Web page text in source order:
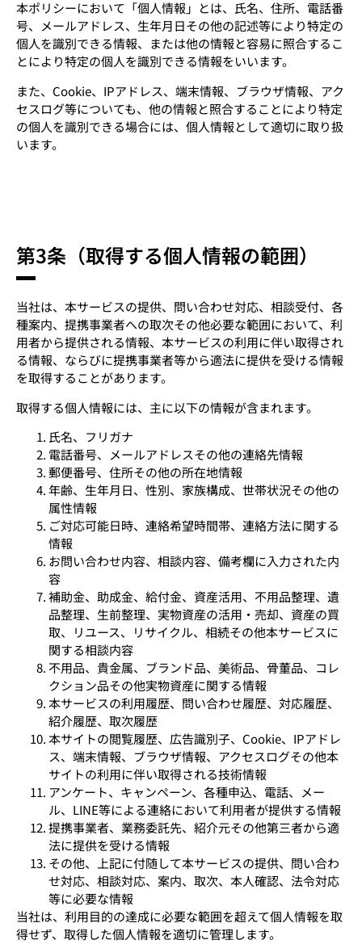
本ポリシーにおいて「個人情報」とは、氏名、住所、電話番
号、メールアドレス、生年月日その他の記述等により特定の
個人を識別できる情報、または他の情報と容易に照合するこ
とにより特定の個人を識別できる情報をいいます。
また、Cookie、IPアドレス、端末情報、ブラウザ情報、アク
セスログ等についても、他の情報と照合することにより特定
の個人を識別できる場合には、個人情報として適切に取り扱
います。
第3条（取得する個人情報の範囲）
当社は、本サービスの提供、問い合わせ対応、相談受付、各
種案内、提携事業者への取次その他必要な範囲において、利
用者から提供される情報、本サービスの利用に伴い取得され
る情報、ならびに提携事業者等から適法に提供を受ける情報
を取得することがあります。
取得する個人情報には、主に以下の情報が含まれます。
氏名、フリガナ
電話番号、メールアドレスその他の連絡先情報
郵便番号、住所その他の所在地情報
年齢、生年月日、性別、家族構成、世帯状況その他の
属性情報
ご対応可能日時、連絡希望時間帯、連絡方法に関する
情報
お問い合わせ内容、相談内容、備考欄に入力された内
容
補助金、助成金、給付金、資産活用、不用品整理、遺
品整理、生前整理、実物資産の活用・売却、資産の買
取、リユース、リサイクル、相続その他本サービスに
関する相談内容
不用品、貴金属、ブランド品、美術品、骨董品、コレ
クション品その他実物資産に関する情報
本サービスの利用履歴、問い合わせ履歴、対応履歴、
紹介履歴、取次履歴
本サイトの閲覧履歴、広告識別子、Cookie、IPアドレ
ス、端末情報、ブラウザ情報、アクセスログその他本
サイトの利用に伴い取得される技術情報
アンケート、キャンペーン、各種申込、電話、メー
ル、LINE等による連絡において利用者が提供する情報
提携事業者、業務委託先、紹介元その他第三者から適
法に提供を受ける情報
その他、上記に付随して本サービスの提供、問い合わ
せ対応、相談対応、案内、取次、本人確認、法令対応
等に必要な情報
当社は、利用目的の達成に必要な範囲を超えて個人情報を取
得せず、取得した個人情報を適切に管理します。